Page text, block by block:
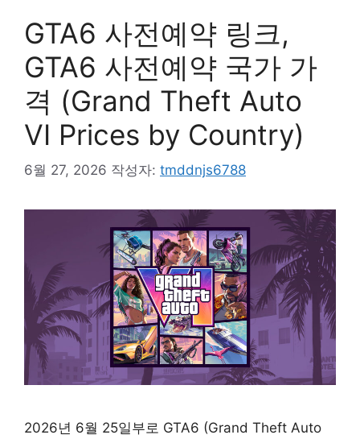
GTA6 사전예약 링크,
GTA6 사전예약 국가 가
격 (Grand Theft Auto
VI Prices by Country)
6월 27, 2026 작성자: tmddnjs6788
2026년 6월 25일부로 GTA6 (Grand Theft Auto